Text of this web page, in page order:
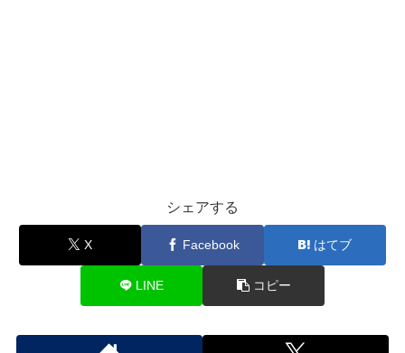
シェアする
X Facebook はてブ
LINE コピー